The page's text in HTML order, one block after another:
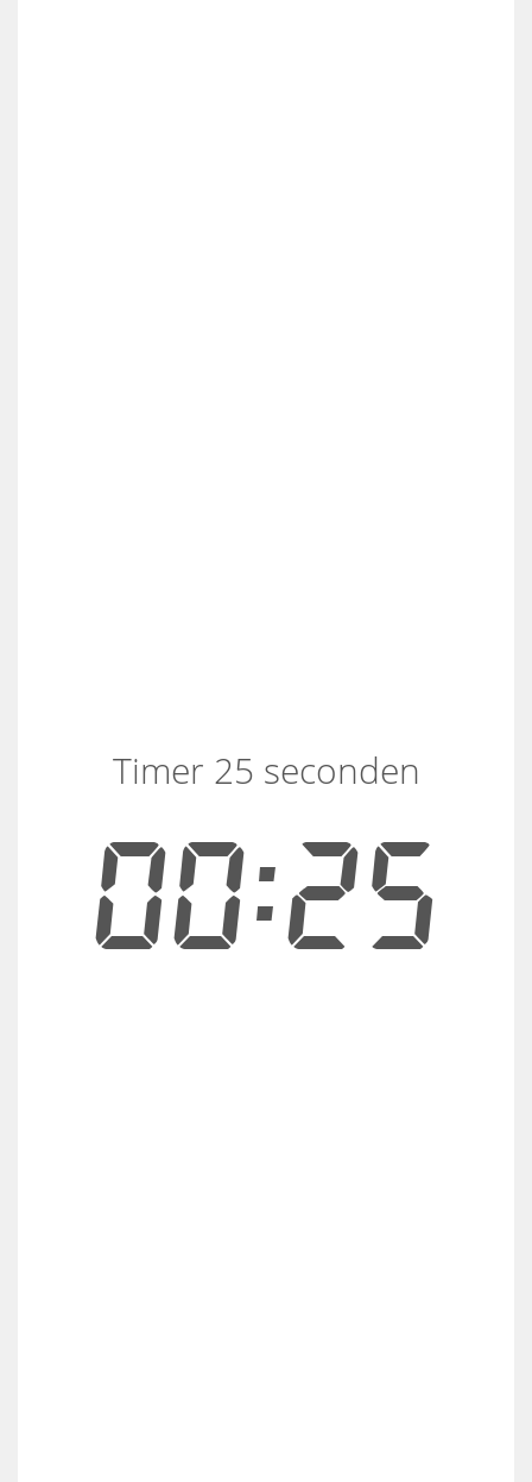
00:25
Timer 25 seconden